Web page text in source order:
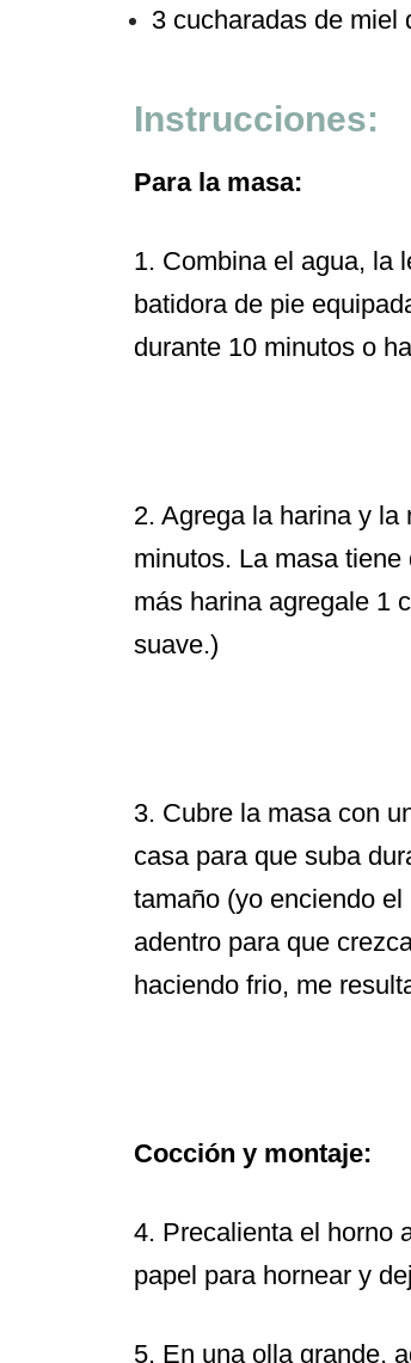
3 cucharadas de miel
Instrucciones:
Para la masa:
1. Combina el agua, la
batidora de pie
durante 10 minutos o
2. Agrega la harina y
minutos. La masa
más harina agregale 1
suave.)
3. Cubre la masa con
casa para que suba
tamaño (yo enciendo
adentro para que
haciendo frio, me
Cocción y montaje:
4. Precalienta el horno
papel para hornear y
5. En una olla grande,